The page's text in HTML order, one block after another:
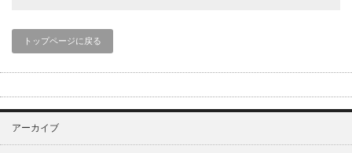
トップページに戻る
アーカイブ